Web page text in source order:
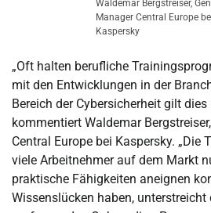
Waldemar Bergstreiser,
Manager Central Europe
Kaspersky
„Oft halten berufliche
mit den Entwicklungen in der
Bereich der Cybersicherheit gilt dies
kommentiert Waldemar
Central Europe bei Kaspersky. „Die
viele Arbeitnehmer auf dem Markt
praktische Fähigkeiten aneignen
Wissenslücken haben, unterstreicht